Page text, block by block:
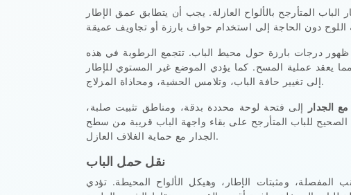
الباب المتأرجح بالألواح العازلة. يجب أن يتطابق عمق الإطار
درجات بارزة حول محيط الباب. تتجمع الرطوبة في هذه
يعقد عملية المسح. كما يؤدي الموضع غير المستوي للإطار
إلى تغيير حافة الباب، وتلامس الحشية، ومحاذاة المزلاج.
الجدار
إلى فتحة لوحة محددة بدقة، ومناطق تثبيت صلبة،
للباب المتأرجح على بقاء واجهة الباب قريبة من سطح
الجدار مع حماية الغلاف العازل.
نقل حمل الباب
ومثبتات الإطار، وهيكل الألواح المحيطة. تؤدي